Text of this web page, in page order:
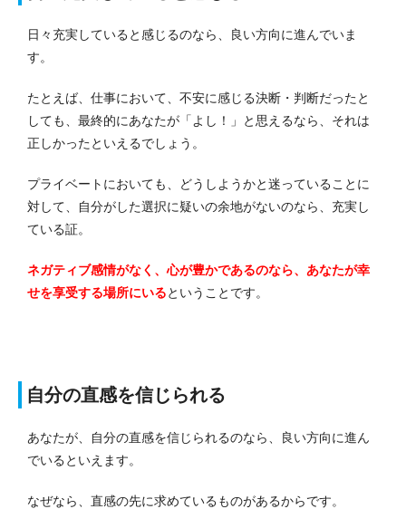
日々充実していると感じるのなら、良い方向に進んでいま
す。
たとえば、仕事において、不安に感じる決断・判断だったと
しても、最終的にあなたが「よし！」と思えるなら、それは
正しかったといえるでしょう。
プライベートにおいても、どうしようかと迷っていることに
対して、自分がした選択に疑いの余地がないのなら、充実し
ている証。
ネガティブ感情がなく、心が豊かであるのなら、あなたが幸
せを享受する場所にいるということです。
自分の直感を信じられる
あなたが、自分の直感を信じられるのなら、良い方向に進ん
でいるといえます。
なぜなら、直感の先に求めているものがあるからです。